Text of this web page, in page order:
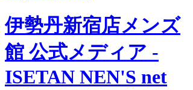
伊勢丹新宿店メンズ
館 公式メディア -
ISETAN NEN'S net